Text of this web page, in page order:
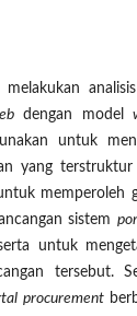
dengan model
untuk
yang
memperoleh
sistem
untuk
tersebut.
procurement